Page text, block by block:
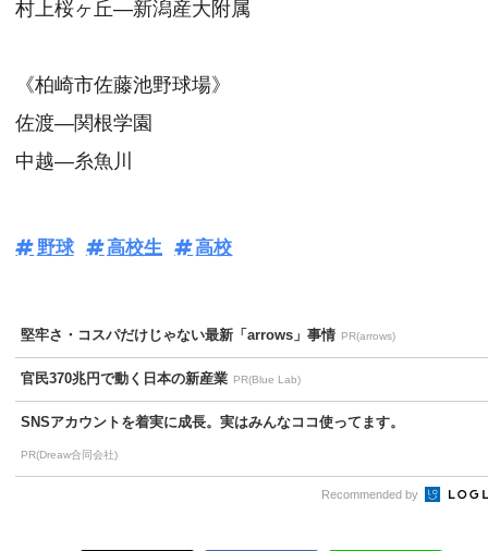
村上桜ヶ丘―新潟産大附属
《柏崎市佐藤池野球場》
佐渡―関根学園
中越―糸魚川
野球 高校生 高校
堅牢さ・コスパだけじゃない最新「arrows」事情 PR(arrows)
官民370兆円で動く日本の新産業 PR(Blue Lab)
SNSアカウントを着実に成長。実はみんなココ使ってます。
PR(Dreaw合同会社)
Recommended by